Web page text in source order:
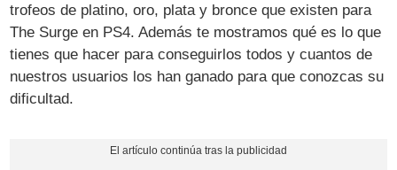
trofeos de platino, oro, plata y bronce que existen para
The Surge en PS4. Además te mostramos qué es lo que
tienes que hacer para conseguirlos todos y cuantos de
nuestros usuarios los han ganado para que conozcas su
dificultad.